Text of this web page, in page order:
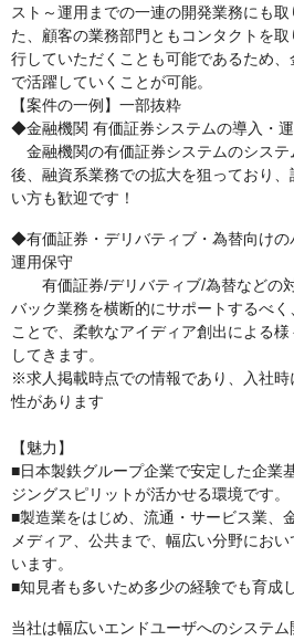
スト～運用までの一連の開発業務にも
た、顧客の業務部門ともコンタクトを
行していただくことも可能であるため
で活躍していくことが可能。
【案件の一例】一部抜粋
◆金融機関 有価証券システムの導入・
金融機関の有価証券システムのシステ
後、融資系業務での拡大を狙っており
い方も歓迎です！
◆有価証券・デリバティブ・為替向けの
運用保守
有価証券/デリバティブ/為替などの
バック業務を横断的にサポートするべ
ことで、柔軟なアイディア創出による
してきます。
※求人掲載時点での情報であり、入社
性があります
【魅力】
■日本製鉄グループ企業で安定した企業
ジングスピリットが活かせる環境です。
■製造業をはじめ、流通・サービス業、
メディア、公共まで、幅広い分野にお
います。
■知見者も多いため多少の経験でも育成
当社は幅広いエンドユーザへのシステ